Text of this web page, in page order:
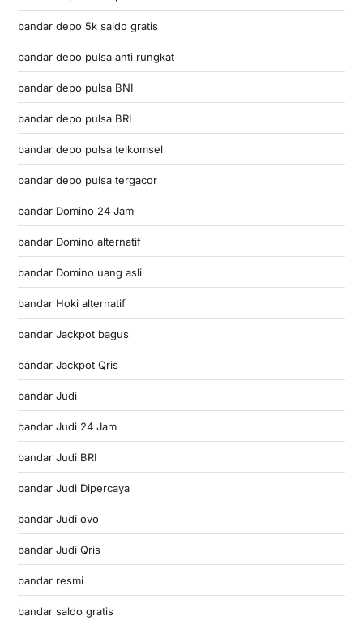
bandar depo 5k saldo gratis
bandar depo pulsa anti rungkat
bandar depo pulsa BNI
bandar depo pulsa BRI
bandar depo pulsa telkomsel
bandar depo pulsa tergacor
bandar Domino 24 Jam
bandar Domino alternatif
bandar Domino uang asli
bandar Hoki alternatif
bandar Jackpot bagus
bandar Jackpot Qris
bandar Judi
bandar Judi 24 Jam
bandar Judi BRI
bandar Judi Dipercaya
bandar Judi ovo
bandar Judi Qris
bandar resmi
bandar saldo gratis